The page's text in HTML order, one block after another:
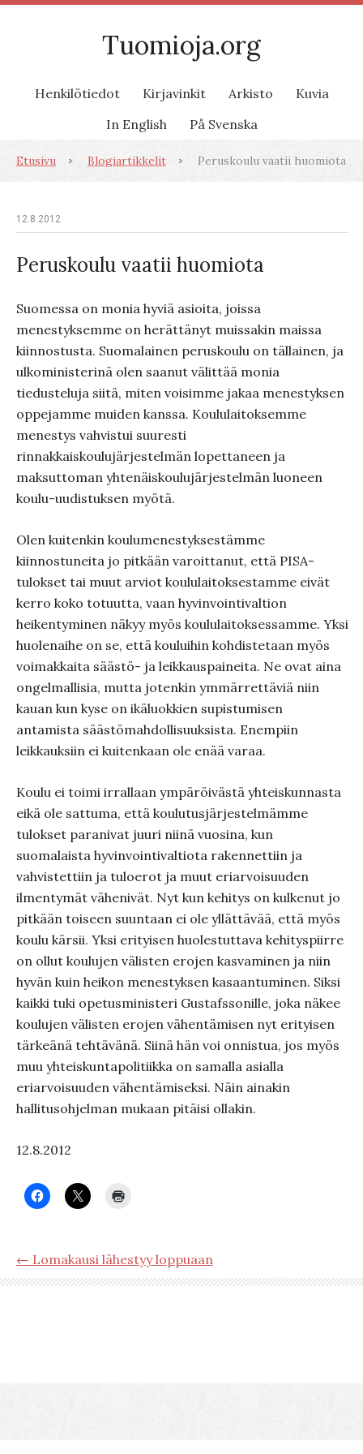
Tuomioja.org
Henkilötiedot Kirjavinkit Arkisto
Kuvia
In English
På Svenska
Etusivu Blogiartikkelit Peruskoulu vaatii huomiota
12.8.2012
Peruskoulu vaatii huomiota
Suomessa on monia hyviä asioita, joissa
menestyksemme on herättänyt muissakin maissa
kiinnostusta. Suomalainen peruskoulu on tällainen, ja
ulkoministerinä olen saanut välittää monia
tiedusteluja siitä, miten voisimme jakaa menestyksen
oppejamme muiden kanssa. Koululaitoksemme
menestys vahvistui suuresti
rinnakkaiskoulujärjestelmän lopettaneen ja
maksuttoman yhtenäiskoulujärjestelmän luoneen
koulu-uudistuksen myötä.
Olen kuitenkin koulumenestyksestämme
kiinnostuneita jo pitkään varoittanut, että PISA-
tulokset tai muut arviot koululaitoksestamme eivät
kerro koko totuutta, vaan hyvinvointivaltion
heikentyminen näkyy myös koululaitoksessamme. Yksi
huolenaihe on se, että kouluihin kohdistetaan myös
voimakkaita säästö- ja leikkauspaineita. Ne ovat aina
ongelmallisia, mutta jotenkin ymmärrettäviä niin
kauan kun kyse on ikäluokkien supistumisen
antamista säästömahdollisuuksista. Enempiin
leikkauksiin ei kuitenkaan ole enää varaa.
Koulu ei toimi irrallaan ympäröivästä yhteiskunnasta
eikä ole sattuma, että koulutusjärjestelmämme
tulokset paranivat juuri niinä vuosina, kun
suomalaista hyvinvointivaltiota rakennettiin ja
vahvistettiin ja tuloerot ja muut eriarvoisuuden
ilmentymät vähenivät. Nyt kun kehitys on kulkenut jo
pitkään toiseen suuntaan ei ole yllättävää, että myös
koulu kärsii. Yksi erityisen huolestuttava kehityspiirre
on ollut koulujen välisten erojen kasvaminen ja niin
hyvän kuin heikon menestyksen kasaantuminen. Siksi
kaikki tuki opetusministeri Gustafssonille, joka näkee
koulujen välisten erojen vähentämisen nyt erityisen
tärkeänä tehtävänä. Siinä hän voi onnistua, jos myös
muu yhteiskuntapolitiikka on samalla asialla
eriarvoisuuden vähentämiseksi. Näin ainakin
hallitusohjelman mukaan pitäisi ollakin.
12.8.2012
← Lomakausi lähestyy loppuaan